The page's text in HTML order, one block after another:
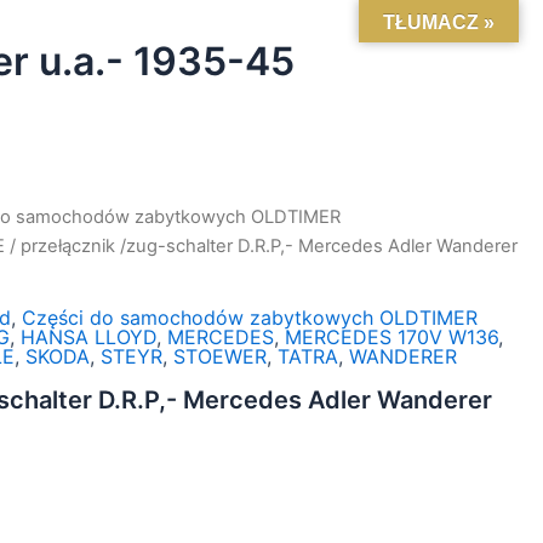
u.a.- 1935-45
samochodów zabytkowych OLDTIMER
/ przełącznik /zug-schalter D.R.P,- Mercedes Adler Wanderer
, Części do samochodów zabytkowych OLDTIMER
, HANSA LLOYD, MERCEDES,MERCEDES 170V W136,
, SKODA, STEYR, STOEWER,TATRA,WANDERER
D.R.P,- Mercedes Adler Wanderer
TŁUMACZ »